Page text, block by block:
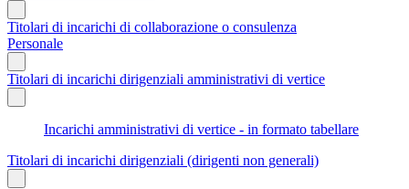
Titolari di incarichi di collaborazione o consulenza
Personale
Titolari di incarichi dirigenziali amministrativi di vertice
Incarichi amministrativi di vertice - in formato tabellare
Titolari di incarichi dirigenziali (dirigenti non generali)